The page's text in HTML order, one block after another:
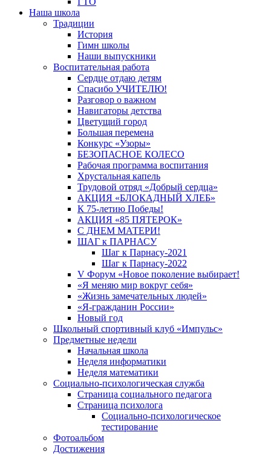
Наша школа
Традиции
История
Гимн школы
Наши выпускники
Воспитательная работа
Сердце отдаю детям
Спасибо УЧИТЕЛЮ!
Разговор о важном
Навигаторы детства
Цветущий город
Большая перемена
Конкурс «Узоры»
БЕЗОПАСНОЕ КОЛЕСО
Рабочая программа воспитания
Хрустальная капель
Трудовой отряд «Добрый сердца»
АКЦИЯ «БЛОКАДНЫЙ ХЛЕБ»
К 75-летию Победы!
АКЦИЯ «85 ПЯТЕРОК»
С ДНЕМ МАТЕРИ!
ШАГ к ПАРНАСУ
Шаг к Парнасу-2021
Шаг к Парнасу-2022
V Форум «Новое поколение выбирает!
«Я меняю мир вокруг себя»
«Жизнь замечательных людей»
«Я-гражданин России»
Новый год
Школьный спортивный клуб «Импульс»
Предметные недели
Начальная школа
Неделя информатики
Неделя математики
Социально-психологическая служба
Страница социального педагога
Страница психолога
Социально-психологическое
тестирование
Фотоальбом
Достижения